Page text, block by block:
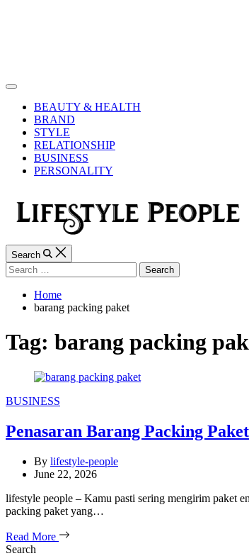
Off
CanvasBEAUTY & HEALTH
BRAND
STYLE
RELATIONSHIP
BUSINESS
PERSONALITY
Search
Search
for:
Home
barang packing paket
Tag: barang packing
Categories
BUSINESS
Penasaran Barang Packing
By lifestyle-people
June 22, 2026
lifestyle people – Kamu pasti sering mengirim paket
packing paket yang…
Read More
Search